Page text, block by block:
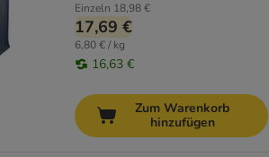
Einzeln 18,98 €
17,69 €
6,80 € / kg
16,63 €
Zum Warenkorb
hinzufügen